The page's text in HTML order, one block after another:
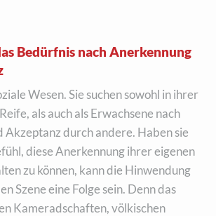
Bedürfnis nach Anerkennung
Wesen. Sie suchen sowohl in ihrer
als auch als Erwachsene nach
Akzeptanz durch andere. Haben sie
diese Anerkennung ihrer eigenen
zu können, kann die Hinwendung
Szene eine Folge sein. Denn das
Kameradschaften, völkischen